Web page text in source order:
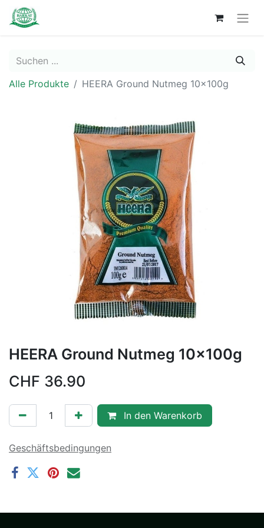
Alle Produkte HEERA Ground Nutmeg 10x100g
HEERA Ground Nutmeg 10x100g
CHF 36.90
In den Warenkorb
Geschäftsbedingungen